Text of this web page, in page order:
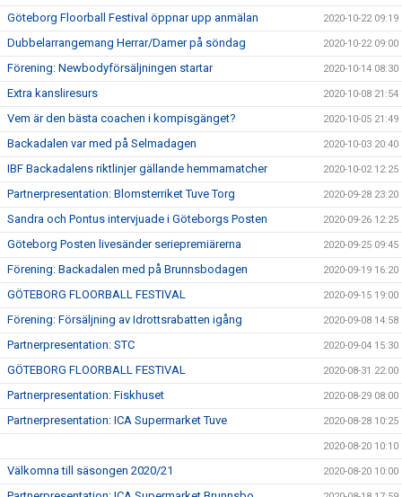
Göteborg Floorball Festival öppnar upp anmälan 2020-10-22 09:19
Dubbelarrangemang Herrar/Damer på söndag 2020-10-22 09:00
Förening: Newbodyförsäljningen startar 2020-10-14 08:30
Extra kansliresurs 2020-10-08 21:54
Vem är den bästa coachen i kompisgänget? 2020-10-05 21:49
Backadalen var med på Selmadagen 2020-10-03 20:40
IBF Backadalens riktlinjer gällande hemmamatcher 2020-10-02 12:25
Partnerpresentation: Blomsterriket Tuve Torg 2020-09-28 23:20
Sandra och Pontus intervjuade i Göteborgs Posten 2020-09-26 12:25
Göteborg Posten livesänder seriepremiärerna 2020-09-25 09:45
Förening: Backadalen med på Brunnsbodagen 2020-09-19 16:20
GÖTEBORG FLOORBALL FESTIVAL 2020-09-15 19:00
Förening: Försäljning av Idrottsrabatten igång 2020-09-08 14:58
Partnerpresentation: STC 2020-09-04 15:30
GÖTEBORG FLOORBALL FESTIVAL 2020-08-31 22:00
Partnerpresentation: Fiskhuset 2020-08-29 08:00
Partnerpresentation: ICA Supermarket Tuve 2020-08-28 10:25
2020-08-20 10:10
Välkomna till säsongen 2020/21 2020-08-20 10:00